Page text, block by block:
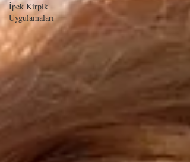
İpek Kirpik
Uygulamaları